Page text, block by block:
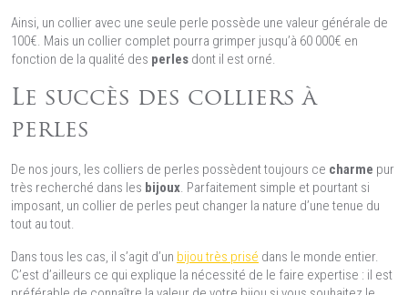
Ainsi, un collier avec une seule perle possède une valeur générale de
100€. Mais un collier complet pourra grimper jusqu’à 60 000€ en
fonction de la qualité des perles dont il est orné.
Le succès des colliers à
perles
De nos jours, les colliers de perles possèdent toujours ce charme pur
très recherché dans les bijoux. Parfaitement simple et pourtant si
imposant, un collier de perles peut changer la nature d’une tenue du
tout au tout.
Dans tous les cas, il s’agit d’un bijou très prisé dans le monde entier.
C’est d’ailleurs ce qui explique la nécessité de le faire expertise : il est